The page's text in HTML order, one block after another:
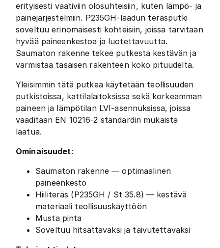
erityisesti vaativiin olosuhteisiin, kuten lämpö- ja
painejärjestelmiin. P235GH-laadun teräsputki
soveltuu erinomaisesti kohteisiin, joissa tarvitaan
hyvää paineenkestoa ja luotettavuutta.
Saumaton rakenne tekee putkesta kestävän ja
varmistaa tasaisen rakenteen koko pituudelta.
Yleisimmin tätä putkea käytetään teollisuuden
putkistoissa, kattilalaitoksissa sekä korkeamman
paineen ja lämpötilan LVI-asennuksissa, joissa
vaaditaan EN 10216-2 standardin mukaista
laatua.
Ominaisuudet:
Saumaton rakenne — optimaalinen
paineenkesto
Hiiliteräs (P235GH / St 35.8) — kestävä
materiaali teollisuuskäyttöön
Musta pinta
Soveltuu hitsattavaksi ja taivutettavaksi